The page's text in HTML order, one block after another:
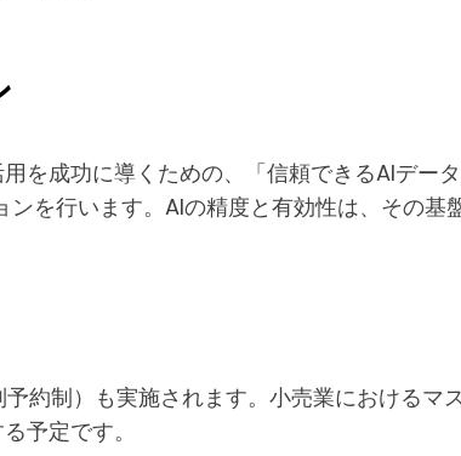
成功に導くための、「信頼できるAIデー
を行います。AIの精度と有効性は、その基
約制）も実施されます。小売業におけるマ
予定です。